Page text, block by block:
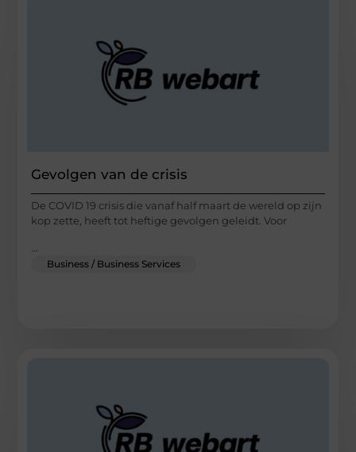
Gevolgen van de crisis
De COVID 19 crisis die vanaf half maart de wereld op zijn
kop zette, heeft tot heftige gevolgen geleidt. Voor
Business / Business Services